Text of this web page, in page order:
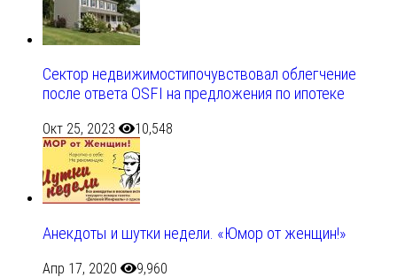
Сектор недвижимостипочувствовал облегчение
после ответа OSFI на предложения по ипотеке
Окт 25, 2023 10,548
Анекдоты и шутки недели. «Юмор от женщин!»
Апр 17, 2020
9,960